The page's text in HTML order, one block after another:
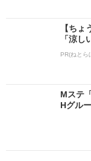
【ち
「涼し
PR(ねとら
Mステ
Hグル